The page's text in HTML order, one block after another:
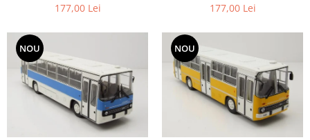
177,00 Lei
177,00 Lei
NOU NOU